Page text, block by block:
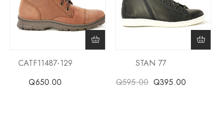
CATF11487-129
Q650.00
STAN 77
Q595.00 Q395.00